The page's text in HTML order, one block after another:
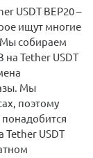
USDT BEP20 –
ищут многие
Мы собираем
Tether USDT
Мы
поэтому
понадобится
Tether USDT